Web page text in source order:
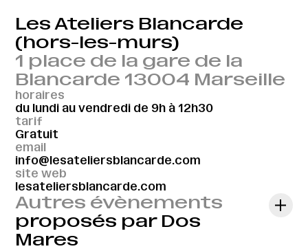
Les Ateliers Blancarde
(hors-les-murs)
1 place de la gare de la
Blancarde 13004 Marseille
horaires
du lundi au vendredi de 9h à 12h30
tarif
Gratuit
email
info@lesateliersblancarde.com
site web
lesateliersblancarde.com
Autres évènements
proposés par Dos
Mares